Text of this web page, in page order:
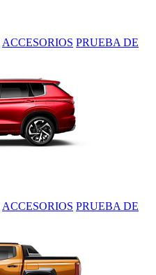
ACCESORIOS PRUEBA DE
ACCESORIOS PRUEBA DE